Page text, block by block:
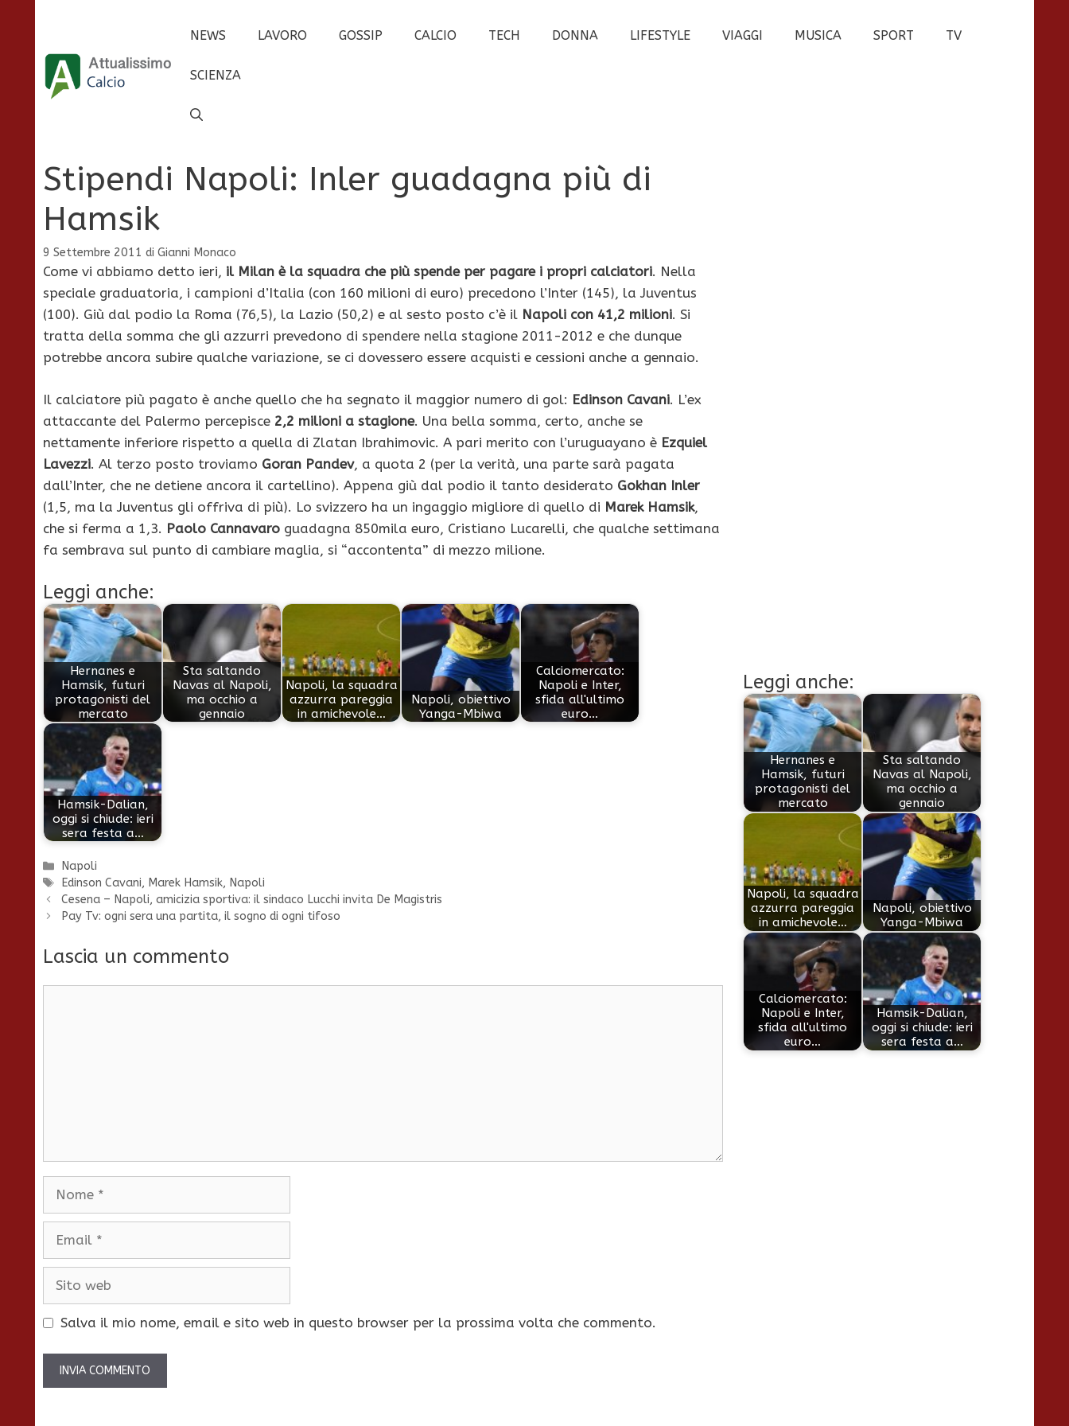
contenuto
NEWS LAVORO GOSSIP CALCIO TECH DONNA LIFESTYLE VIAGGI MUSICA SPORT TV
SCIENZA
Stipendi Napoli: Inler guadagna più di
Hamsik
9 Settembre 2011 di Gianni Monaco
Come vi abbiamo detto ieri, il Milan è la squadra che più spende per pagare i propri calciatori. Nella
speciale graduatoria, i campioni d’Italia (con 160 milioni di euro) precedono l’Inter (145), la Juventus
(100). Giù dal podio la Roma (76,5), la Lazio (50,2) e al sesto posto c’è il Napoli con 41,2 milioni. Si
tratta della somma che gli azzurri prevedono di spendere nella stagione 2011-2012 e che dunque
potrebbe ancora subire qualche variazione, se ci dovessero essere acquisti e cessioni anche a gennaio.
Il calciatore più pagato è anche quello che ha segnato il maggior numero di gol: Edinson Cavani. L’ex
attaccante del Palermo percepisce 2,2 milioni a stagione. Una bella somma, certo, anche se
nettamente inferiore rispetto a quella di Zlatan Ibrahimovic. A pari merito con l’uruguayano è Ezquiel
Lavezzi. Al terzo posto troviamo Goran Pandev, a quota 2 (per la verità, una parte sarà pagata
dall’Inter, che ne detiene ancora il cartellino). Appena giù dal podio il tanto desiderato Gokhan Inler
(1,5, ma la Juventus gli offriva di più). Lo svizzero ha un ingaggio migliore di quello di Marek Hamsik,
che si ferma a 1,3. Paolo Cannavaro guadagna 850mila euro, Cristiano Lucarelli, che qualche settimana
fa sembrava sul punto di cambiare maglia, si “accontenta” di mezzo milione.
Leggi anche:
Hernanes e
Hamsik, futuri
protagonisti del
mercato
Sta saltando
Navas al Napoli,
ma occhio a
gennaio
Napoli, la squadra
azzurra pareggia
in amichevole…
Napoli, obiettivo
Yanga-Mbiwa
Calciomercato:
Napoli e Inter,
sfida all'ultimo
euro…
Hamsik-Dalian,
oggi si chiude: ieri
sera festa a…
Categorie
Napoli
Tag
Edinson Cavani, Marek Hamsik, Napoli
Cesena – Napoli, amicizia sportiva: il sindaco Lucchi invita De Magistris
Pay Tv: ogni sera una partita, il sogno di ogni tifoso
Lascia un commento
Salva il mio nome, email e sito web in questo browser per la prossima volta che commento.
Leggi anche:
Hernanes e
Hamsik, futuri
protagonisti del
mercato
Sta saltando
Navas al Napoli,
ma occhio a
gennaio
Napoli, la squadra
azzurra pareggia
in amichevole…
Napoli, obiettivo
Yanga-Mbiwa
Calciomercato:
Napoli e Inter,
sfida all'ultimo
euro…
Hamsik-Dalian,
oggi si chiude: ieri
sera festa a…